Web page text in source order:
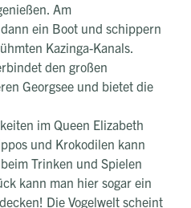
Am
ein Boot und schippern
Kazinga-Kanals.
den großen
Georgsee und bietet die
im Queen Elizabeth
und Krokodilen kann
Trinken und Spielen
kann man hier sogar ein
Die Vogelwelt scheint